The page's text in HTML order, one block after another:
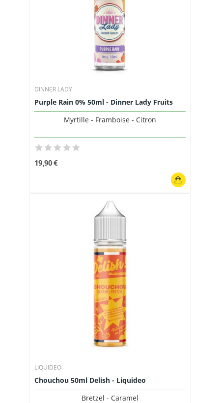
DINNER LADY
Purple Rain 0% 50ml - Dinner Lady Fruits
Myrtille - Framboise - Citron
19,90 €
LIQUIDEO
Chouchou 50ml Delish - Liquideo
Bretzel - Caramel